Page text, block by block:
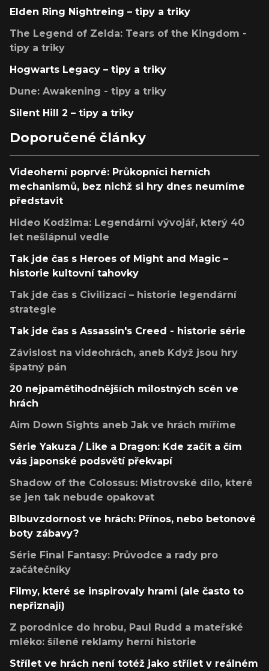
Elden Ring Nightreing – tipy a triky
The Legend of Zelda: Tears of the Kingdom -
tipy a triky
Hogwarts Legacy – tipy a triky
Dune: Awakening - tipy a triky
Silent Hill 2 – tipy a triky
Doporučené články
Videoherní poprvé: Průkopníci herních
mechanismů, bez nichž si hry dnes neumíme
představit
Hideo Kodžima: Legendární vývojář, který 40
let nešlápnul vedle
Tak jde čas s Heroes of Might and Magic –
historie kultovní tahovky
Tak jde čas s Civilizací – historie legendární
strategie
Tak jde čas s Assassin's Creed - historie série
Závislost na videohrách, aneb Když jsou hry
špatný pán
20 nejpamětihodnějších milostných scén ve
hrách
Aim Down Sights aneb Jak ve hrách míříme
Série Yakuza / Like a Dragon: Kde začít a čím
vás japonské podsvětí překvapí
Shadow of the Colossus: Mistrovské dílo, které
se jen tak nebude opakovat
Blbuvzdornost ve hrách: Přínos, nebo betonové
boty zábavy?
Série Final Fantasy: Průvodce a rady pro
začátečníky
Filmy, které se inspirovaly hrami (ale často to
nepřiznají)
Z porodnice do hrobu, Paul Rudd a mateřské
mléko: šílené reklamy herní historie
Střílet ve hrách není totéž jako střílet v reálném